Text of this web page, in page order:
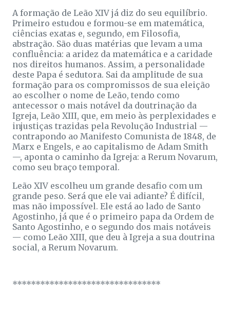
A formação de Leão XIV já diz do seu equilíbrio.
Primeiro estudou e formou-se em matemática,
ciências exatas e, segundo, em Filosofia,
abstração. São duas matérias que levam a uma
confluência: a aridez da matemática e a caridade
nos direitos humanos. Assim, a personalidade
deste Papa é sedutora. Sai da amplitude de sua
formação para os compromissos de sua eleição
ao escolher o nome de Leão, tendo como
antecessor o mais notável da doutrinação da
Igreja, Leão XIII, que, em meio às perplexidades e
injustiças trazidas pela Revolução Industrial —
contrapondo ao Manifesto Comunista de 1848, de
Marx e Engels, e ao capitalismo de Adam Smith
—, aponta o caminho da Igreja: a Rerum Novarum,
como seu braço temporal.
Leão XIV escolheu um grande desafio com um
grande peso. Será que ele vai adiante? É difícil,
mas não impossível. Ele está ao lado de Santo
Agostinho, já que é o primeiro papa da Ordem de
Santo Agostinho, e o segundo dos mais notáveis
— como Leão XIII, que deu à Igreja a sua doutrina
social, a Rerum Novarum.
********************************